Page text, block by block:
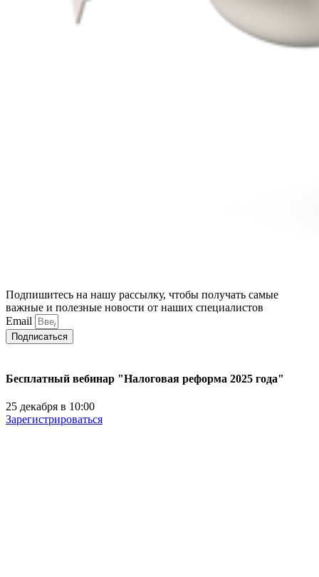
Подпишитесь на нашу рассылку, чтобы получать самые
важные и полезные новости от наших специалистов
Email
Подписаться
Бесплатный вебинар "Налоговая реформа 2025 года"
25 декабря в 10:00
Зарегистрироваться